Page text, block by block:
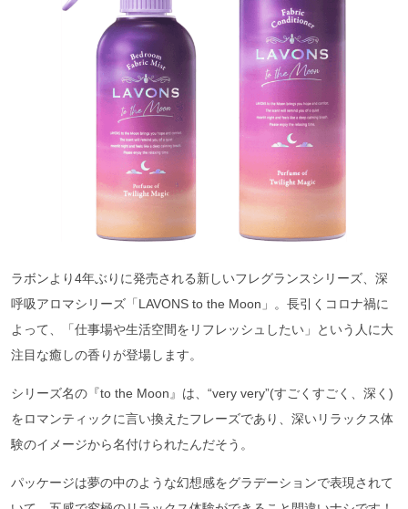
ラボンより4年ぶりに発売される新しいフレグランスシリーズ、深
呼吸アロマシリーズ「LAVONS to the Moon」。長引くコロナ禍に
よって、「仕事場や生活空間をリフレッシュしたい」という人に大
注目な癒しの香りが登場します。
シリーズ名の『to the Moon』は、“very very”(すごくすごく、深く)
をロマンティックに言い換えたフレーズであり、深いリラックス体
験のイメージから名付けられたんだそう。
パッケージは夢の中のような幻想感をグラデーションで表現されて